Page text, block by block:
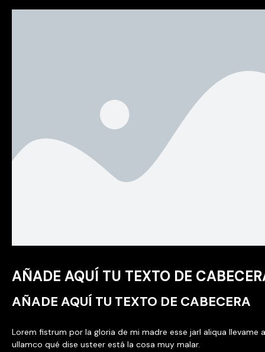
AÑADE AQUÍ TU TEXTO DE
AÑADE AQUÍ TU TEXTO DE CABECERA
Lorem fistrum por la gloria de mi madre esse jarl aliqua llevame
ullamco qué dise usteer está la cosa muy malar.